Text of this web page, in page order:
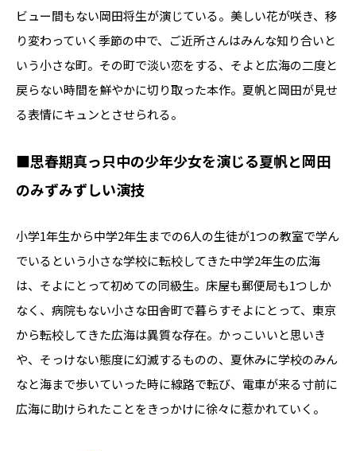
ビュー間もない岡田将生が演じている。美しい花が咲き、移
り変わっていく季節の中で、ご近所さんはみんな知り合いと
いう小さな町。その町で淡い恋をする、そよと広海の二度と
戻らない時間を鮮やかに切り取った本作。夏帆と岡田が見せ
る表情にキュンとさせられる。
■思春期真っ只中の少年少女を演じる夏帆と岡田
のみずみずしい演技
小学1年生から中学2年生までの6人の生徒が1つの教室で学ん
でいるという小さな学校に転校してきた中学2年生の広海
は、そよにとって初めての同級生。床屋も郵便局も1つしか
なく、病院もない小さな田舎町で暮らすそよにとって、東京
から転校してきた広海は異質な存在。かっこいいと思いき
や、そっけない態度に幻滅するものの、夏休みに学校のみん
なと海まで歩いていった時に線路で転び、電車が来る寸前に
広海に助けられたことをきっかけに徐々に惹かれていく。